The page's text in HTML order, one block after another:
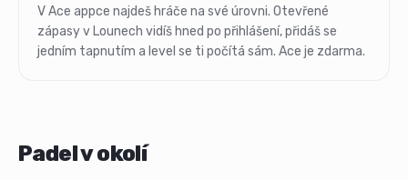
V Ace appce najdeš hráče na své úrovni. Otevřené
zápasy v Lounech vidíš hned po přihlášení, přidáš se
jedním tapnutím a level se ti počítá sám. Ace je zdarma.
Padel v okolí